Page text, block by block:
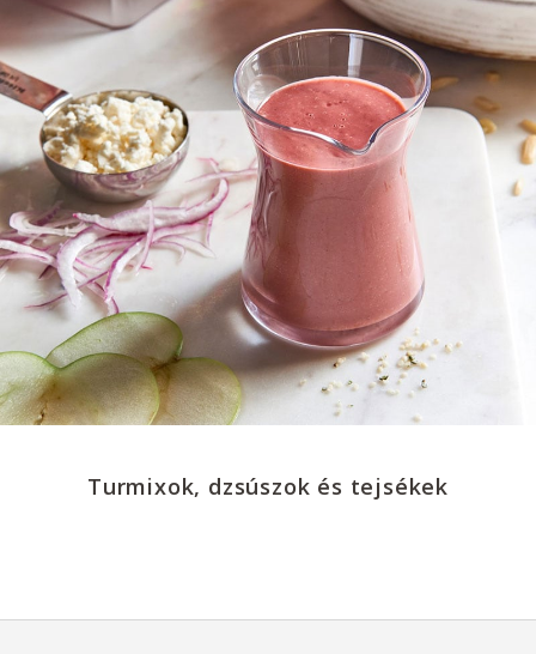
Turmixok, dzsúszok és tejsékek